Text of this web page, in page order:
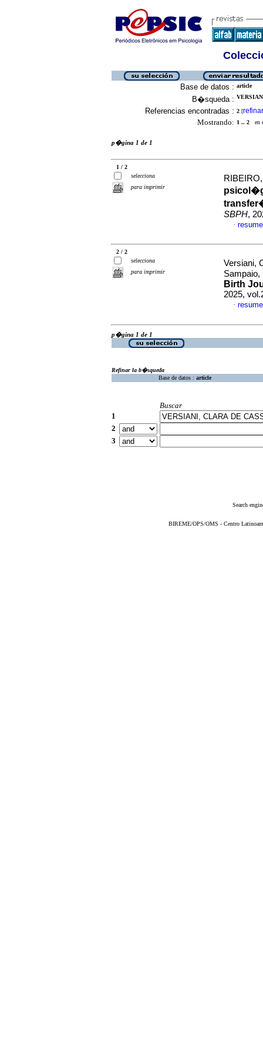
Base de datos : article
B�squeda :
Referencias encontradas : 2 [refinar
Mostrando: 1 .. 2 en
p�gina 1 de 1
1 / 2
selecciona
para imprimir
SBPH,
·
2 / 2
selecciona
para imprimir
Versiani,
Birth
2025,
·
p�gina 1 de 1
Refinar la b�squeda
Base de datos : article
Buscar
1
2
3
Search
BIREME/OPS/OMS - Centro